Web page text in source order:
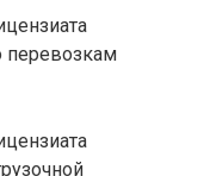
перевозкам